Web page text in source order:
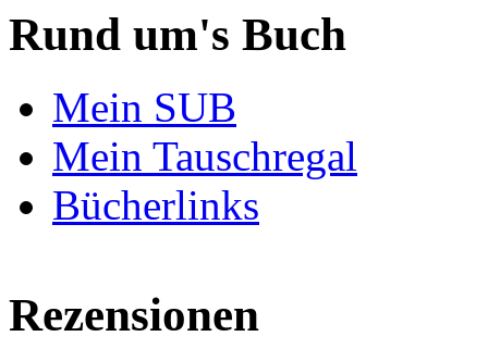
Rund um's Buch
Mein SUB
Mein Tauschregal
Bücherlinks
Rezensionen